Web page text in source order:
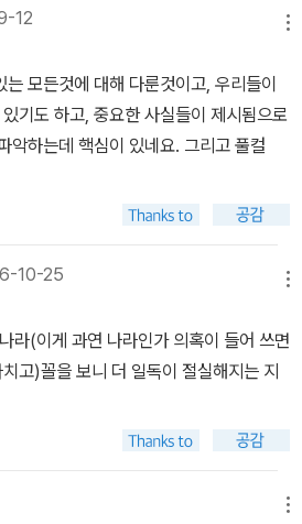
지닐 수 있는 가장 훌륭하고 흥미로운 의
의 마법이 있다. 현실의 마법! 도킨스는
적인 매직쇼로 우리를 안내한다. 과학
대한 명명백백
는 이 책을 통해 계속 독자들에게 질문을
은 무엇을 믿겠는가? 이렇게 명명백백
히 신화, 환상, 비과학의 장막 속에 잠들
던진 뒤, 신화나 종교가 내놓은 답과 과
여준다. 신화는 재미있는 답들을 내놓
게 시작되었을까?”를 보자. 세상의 시
보면 실망스러울 뿐이다. 왜 우주가 존
체가 존재한다고 가정하고 시작할까? 신
그 자신은 어떻게 존재하게 되었는지
그러니 신화들은 우리에게 도움이 되지
에서 시작한 설명은 그 빛의 스펙트럼
12
모든것에 대해 다룬것이고, 우리들이
기도 하고, 중요한 사실들이 제시됨으로
악하는데 핵심이 있네요. 그리고 풀컬
10-25
라(이게 과연 나라인가 의혹이 들어 쓰면
고)꼴을 보니 더 일독이 절실해지는 지